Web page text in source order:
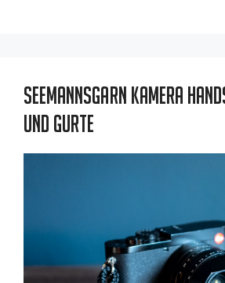
Seemannsgarn Kamera
und Gurte